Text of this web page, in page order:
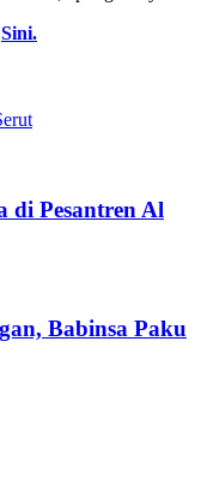
Sini.
di Pesantren Al
Babinsa Paku